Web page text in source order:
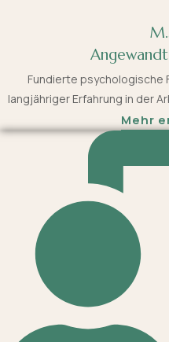
Fundierte psychologische
langjähriger Erfahrung in der
Mehr